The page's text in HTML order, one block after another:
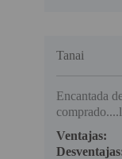
Tanai
Encantada
Ventajas: